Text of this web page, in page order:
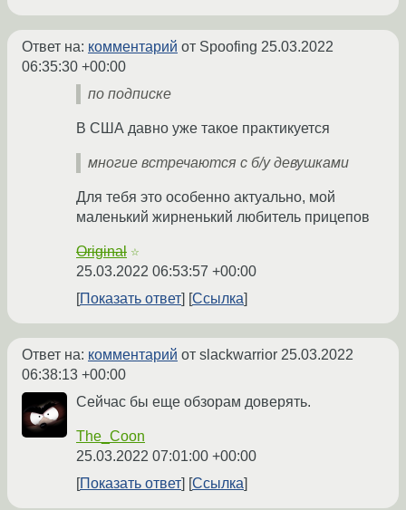
Ответ на: комментарий от Spoofing 25.03.2022
06:35:30 +00:00
по подписке
В США давно уже такое практикуется
многие встречаются с б/у девушками
Для тебя это особенно актуально, мой
маленький жирненький любитель прицепов
Original ☆
25.03.2022 06:53:57 +00:00
Показать ответ
Ссылка
Ответ на: комментарий от slackwarrior 25.03.2022
06:38:13 +00:00
Сейчас бы еще обзорам доверять.
The_Coon
25.03.2022 07:01:00 +00:00
Показать ответ
Ссылка